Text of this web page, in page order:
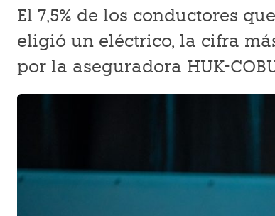
El 7,5% de los conductores
eligió un eléctrico, la cifra
por la aseguradora HUK-